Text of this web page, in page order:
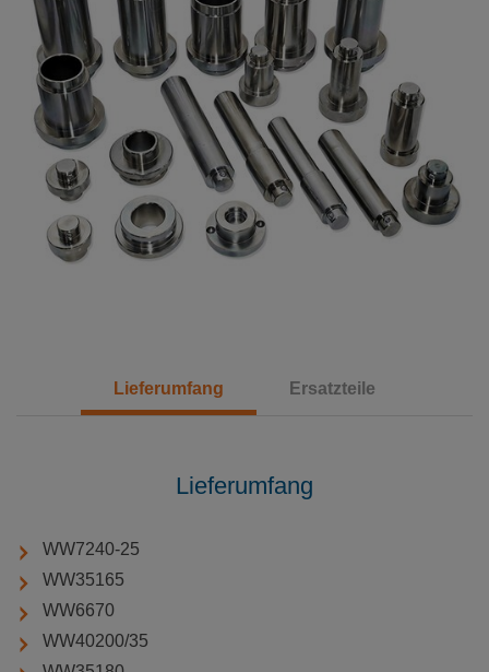
Lieferumfang Ersatzteile
Lieferumfang
WW7240-25
WW35165
WW6670
WW40200/35